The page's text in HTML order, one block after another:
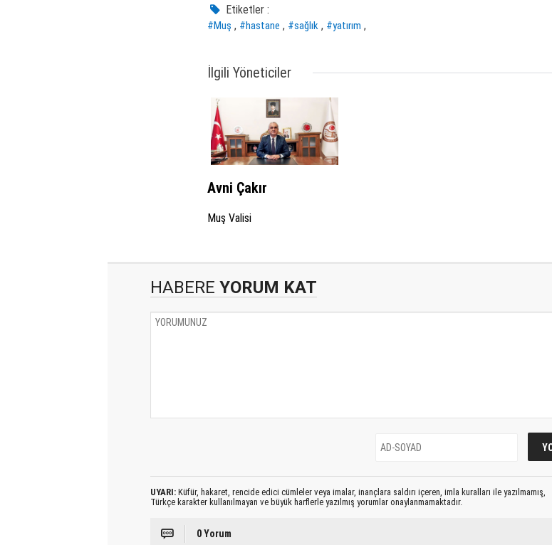
Etiketler :
#Muş , #hastane , #sağlık, #yatırım ,
İlgili Yöneticiler
Avni Çakır
Muş Valisi
HABERE YORUM KAT
UYARI:Küfür, hakaret, rencide edici cümleler veya imalar, inançlara saldırı içeren, imla kuralları ile yazılmamış,
Türkçe karakter kullanılmayan ve büyük harflerle yazılmış yorumlar onaylanmamaktadır.
0 Yorum